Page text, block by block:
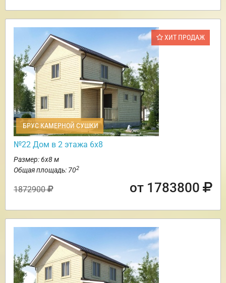
ХИТ ПРОДАЖ
БРУС КАМЕРНОЙ СУШКИ
№22 Дом в 2 этажа 6х8
Размер: 6х8 м
Общая площадь: 702
1872900 от 1783800